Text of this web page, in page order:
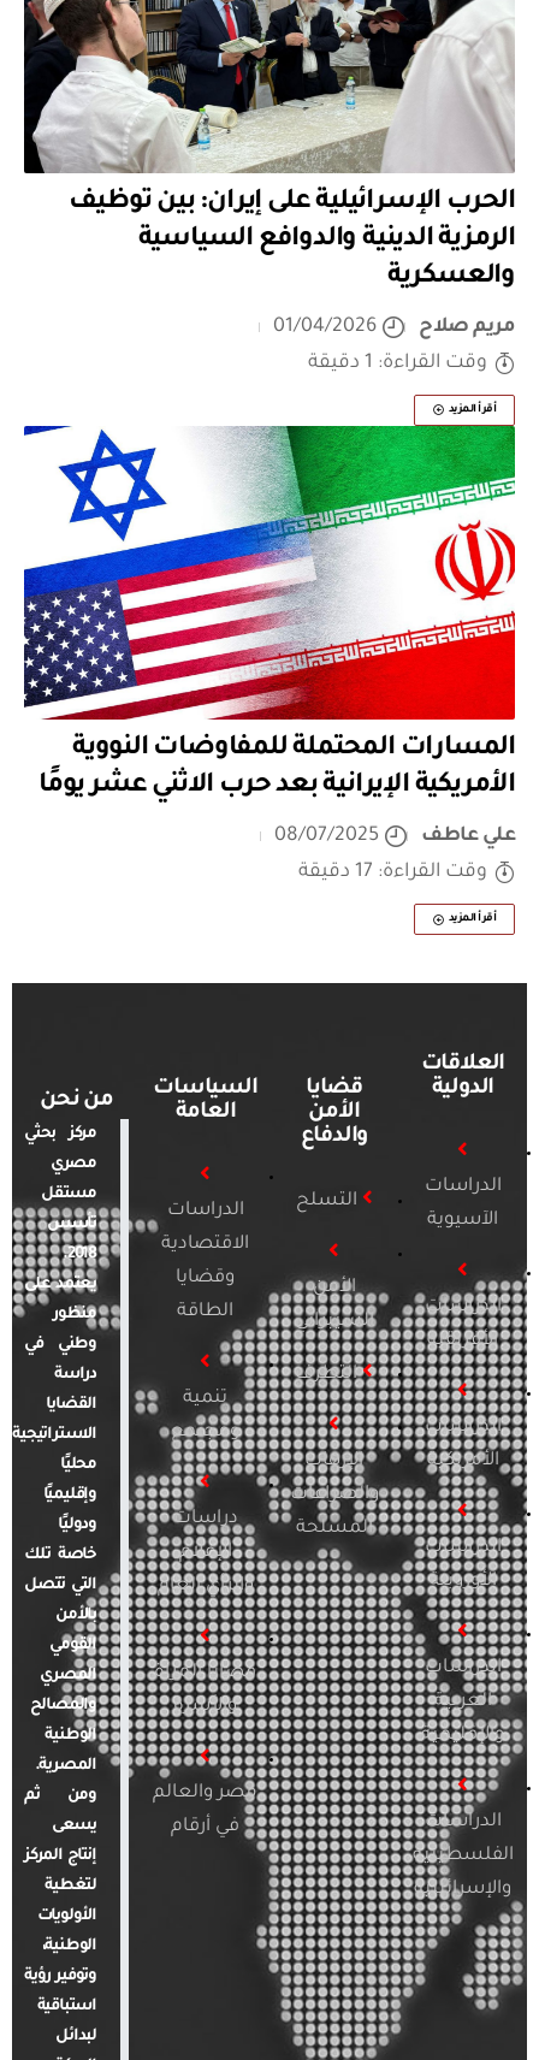
الحرب الإسرائيلية على إيران: بين توظيف
الرمزية الدينية والدوافع السياسية
والعسكرية
مريم صلاح
01/04/2026
وقت القراءة: 1 دقيقة
أقرأ المزيد
المسارات المحتملة للمفاوضات النووية
الأمريكية الإيرانية بعد حرب الاثني عشر يومًا
علي عاطف
08/07/2025
وقت القراءة: 17 دقيقة
أقرأ المزيد
العلاقات
الدولية
الدراسات
الآسيوية
الدراسات
الأفريقية
الدراسات
الأمريكية
الدراسات
الأوروبية
الدراسات
العربية
والإقليمية
الدراسات
الفلسطينية
والإسرائيلية
قضايا
الأمن
والدفاع
التسلح
الأمن
السيبراني
التطرف
الإرهاب
والصراعات
المسلحة
السياسات
العامة
الدراسات
الاقتصادية
وقضايا
الطاقة
تنمية
ومجتمع
دراسات
الإعلام
والرأي العام
قضايا المرأة
والأسرة
مصر والعالم
في أرقام
من نحن
مركز بحثي
مصري
مستقل
تأسس
2018.
يعتمد على
منظور
وطني في
دراسة
القضايا
الاستراتيجية
محليًا
وإقليميًا
ودوليًا
خاصة تلك
التي تتصل
بالأمن
القومي
المصري
والمصالح
الوطنية
المصرية.
ومن ثم
يسعى
إنتاج المركز
لتغطية
الأولويات
الوطنية،
وتوفير رؤية
استباقية
لبدائل